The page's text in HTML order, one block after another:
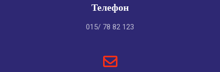
Телефон
015/ 78 82 123